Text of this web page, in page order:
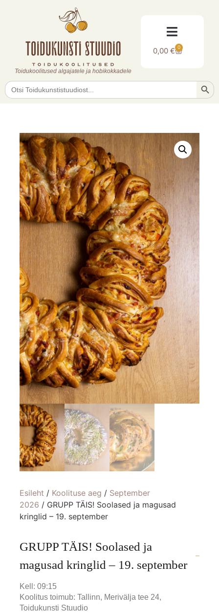
Toidukoolitused algajatele ja hobikokkadele
0,00€ 0
Search
for:
Esileht / Koolituse aeg / September
2026 / GRUPP TÄIS! Soolased ja magusad
kringlid – 19. september
GRUPP TÄIS! Soolased ja
magusad kringlid – 19. september
Kell: 09:15
Koolitus toimub: Tallinn, Merivälja tee 24,
Toidukunsti Stuudio